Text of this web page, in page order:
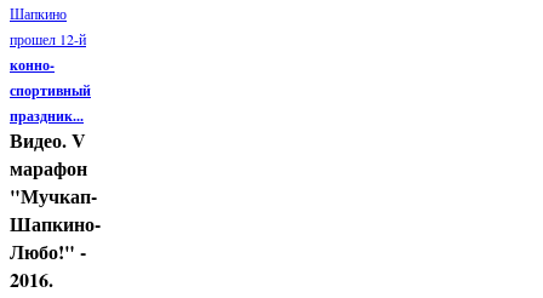
Шапкино
прошел 12-й
конно-
спортивный
праздник...
Видео. V
марафон
"Мучкап-
Шапкино-
Любо!" -
2016.